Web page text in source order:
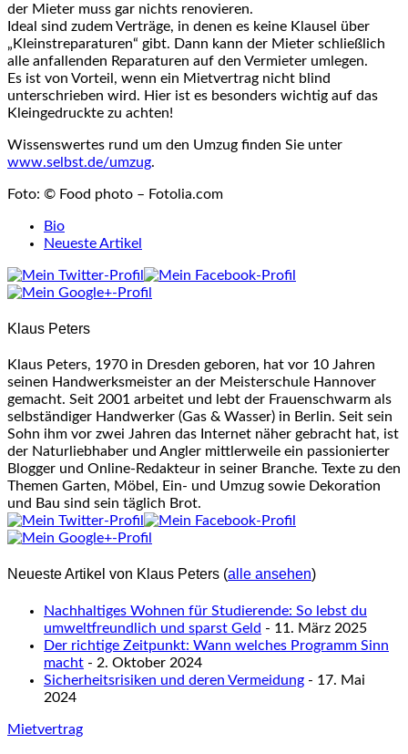
der Mieter muss gar nichts renovieren.
Ideal sind zudem Verträge, in denen es keine Klausel über
„Kleinstreparaturen“ gibt. Dann kann der Mieter schließlich
alle anfallenden Reparaturen auf den Vermieter umlegen.
Es ist von Vorteil, wenn ein Mietvertrag nicht blind
unterschrieben wird. Hier ist es besonders wichtig auf das
Kleingedruckte zu achten!
Wissenswertes rund um den Umzug finden Sie unter
www.selbst.de/umzug.
Foto: © Food photo – Fotolia.com
following
tabs
change
below.
Bio
Neueste Artikel
Klaus Peters
Klaus Peters, 1970 in Dresden geboren, hat vor 10 Jahren
seinen Handwerksmeister an der Meisterschule Hannover
gemacht. Seit 2001 arbeitet und lebt der Frauenschwarm als
selbständiger Handwerker (Gas & Wasser) in Berlin. Seit sein
Sohn ihm vor zwei Jahren das Internet näher gebracht hat, ist
der Naturliebhaber und Angler mittlerweile ein passionierter
Blogger und Online-Redakteur in seiner Branche. Texte zu den
Themen Garten, Möbel, Ein- und Umzug sowie Dekoration
und Bau sind sein täglich Brot.
Neueste Artikel von Klaus Peters (alle ansehen)
Nachhaltiges Wohnen für Studierende: So lebst du
umweltfreundlich und sparst Geld - 11. März 2025
Der richtige Zeitpunkt: Wann welches Programm Sinn
macht - 2. Oktober 2024
Sicherheitsrisiken und deren Vermeidung - 17. Mai
2024
Mietvertrag